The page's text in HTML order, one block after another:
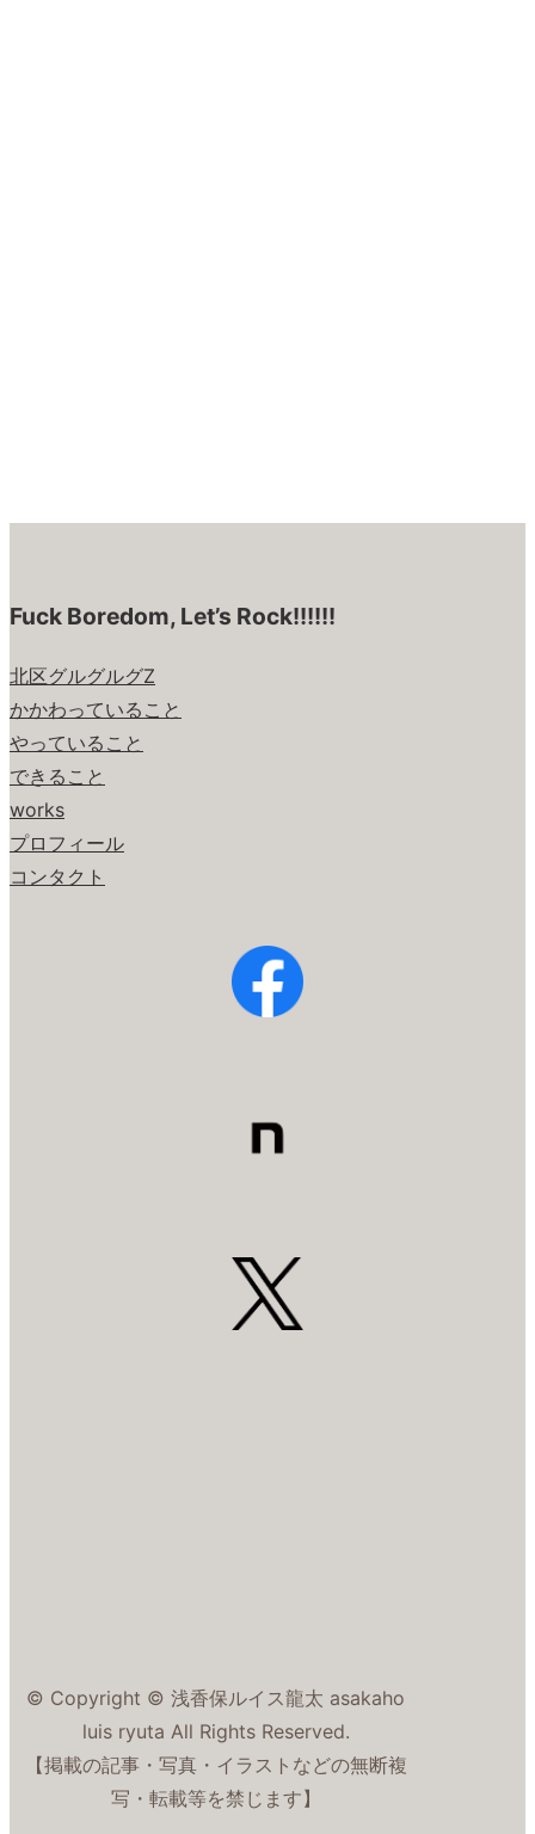
Fuck Boredom, Let’s Rock!!!!!!
北区グルグルグZ
かかわっていること
やっていること
できること
works
プロフィール
コンタクト
© Copyright © 浅香保ルイス龍太 asakaho
luis ryuta All Rights Reserved.
【掲載の記事・写真・イラストなどの無断複
写・転載等を禁じます】